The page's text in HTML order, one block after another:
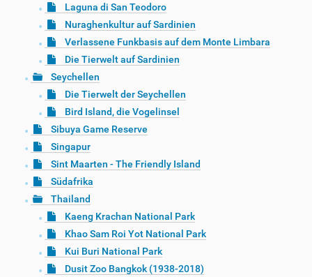
Laguna di San Teodoro
Nuraghenkultur auf Sardinien
Verlassene Funkbasis auf dem Monte Limbara
Die Tierwelt auf Sardinien
Seychellen
Die Tierwelt der Seychellen
Bird Island, die Vogelinsel
Sibuya Game Reserve
Singapur
Sint Maarten - The Friendly Island
Südafrika
Thailand
Kaeng Krachan National Park
Khao Sam Roi Yot National Park
Kui Buri National Park
Dusit Zoo Bangkok (1938-2018)